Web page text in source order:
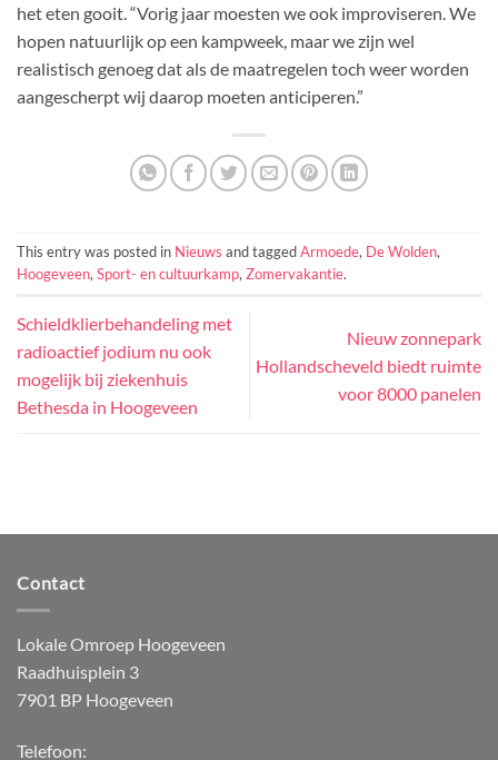
het eten gooit. “Vorig jaar moesten we ook improviseren. We
hopen natuurlijk op een kampweek, maar we zijn wel
realistisch genoeg dat als de maatregelen toch weer worden
aangescherpt wij daarop moeten anticiperen.”
This entry was posted in Nieuws and taggedArmoede, De Wolden,
Hoogeveen,Sport- en cultuurkamp,Zomervakantie.
Schieldklierbehandeling met
radioactief jodium nu ook
mogelijk bij ziekenhuis
Bethesda in Hoogeveen
Nieuw zonnepark
Hollandscheveld biedt ruimte
voor 8000 panelen
Contact
Lokale Omroep Hoogeveen
Raadhuisplein 3
7901 BP Hoogeveen
Telefoon: